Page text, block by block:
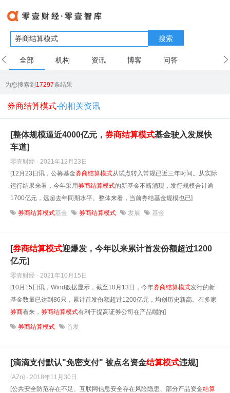
搜索
全部 机构 资讯 博客 问答
为您搜索到17297条结果
券商结算模式-的相关资讯
[整体规模逼近4000亿元， 券商结算模式基金驶入发展快
车道]
零壹财经 · 2021年12月23日
[12月23日讯，公募基金券商结算模式从试点转入常规已近三年时间。从实际
运行结果来看，今年采用券商结算模式的新基金不断涌现，发行规模合计逾
1700亿元，远超去年同期水平。整体来看，当前券结基金规模也已]
券商结算模式基金 券商结算模式 发展 基金
[券商结算模式迎爆发，今年以来累计首发份额超过1200
亿元]
零壹财经 · 2021年10月15日
[10月15日讯，Wind数据显示，截至10月13日，今年券商结算模式发行的新
基金数量已达到86只，累计首发份额超过1200亿元，均创历史新高。在多家
券商看来， 券商结算模式有利于提高证券公司在产品端的]
券商结算模式 首发
[滴滴支付默认"免密支付" 被点名资金结算模式违规]
[AZn] · 2018年11月30日
[公共安全防范存在不足、互联网信息安全存在风险隐患、部分产品资金结算